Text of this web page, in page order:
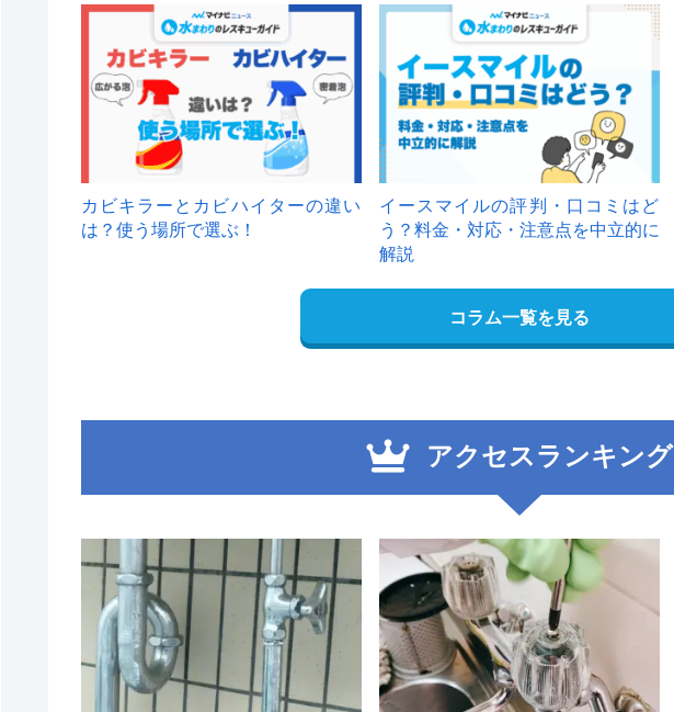
カビキラーとカビハイターの違い
は？使う場所で選ぶ！
イースマイルの評判・口コミはど
う？料金・対応・注意点を中立的に
解説
コラム一覧を見る
アクセスランキング
1 2